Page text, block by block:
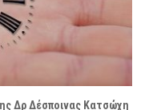
Δρ Δέσποινας Κατσώχη